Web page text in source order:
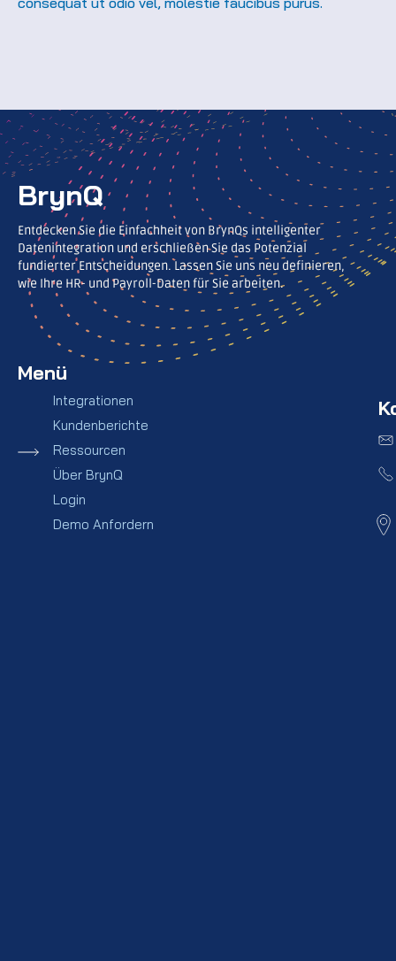
BrynQ
Entdecken Sie die Einfachheit von BrynQs intelligenter
Datenintegration und erschließen Sie das Potenzial
fundierter Entscheidungen. Lassen Sie uns neu definieren,
wie Ihre HR- und Payroll-Daten für Sie arbeiten.
Menü
Integrationen
Kundenberichte
Ressourcen
Über BrynQ
Login
Demo Anfordern